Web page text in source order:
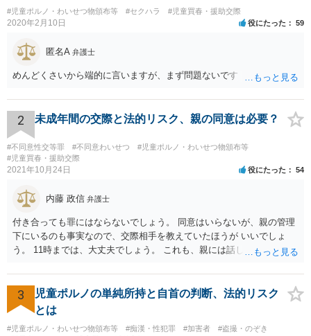
#児童ポルノ・わいせつ物頒布等 #セクハラ #児童買春・援助交際
2020年2月10日 役にたった 59
匿名A 弁護士
めんどくさいから端的に言いますが、まず問題ないです
2 未成年間の交際と法的リスク、親の同意は必要？
#不同意性交等罪 #不同意わいせつ
#児童ポルノ・わいせつ物頒布等
#児童買春・援助交際
2021年10月24日 役にたった 54
内藤 政信 弁護士
付き合っても罪にはならないでしょう。 同意はいらないが、親の管理
下にいるのも事実なので、交際相手を教えていたほうが いいでしょ
う。 11時までは、大丈夫でしょう。 これも、親には話しておいたほう
す。 あなたの年齢からいって、犯罪に問われる可能性があるからで
す。 また、あなたにとっても危険です。 性行為は、仮に妊娠した時に
責任が取れる年齢になってからにしたほうがいいですね。
3
児童ポルノの単純所持と自首の判断、法的リスク
とは
#児童ポルノ・わいせつ物頒布等 #痴漢・性犯罪 #加害者
#盗撮・のぞき